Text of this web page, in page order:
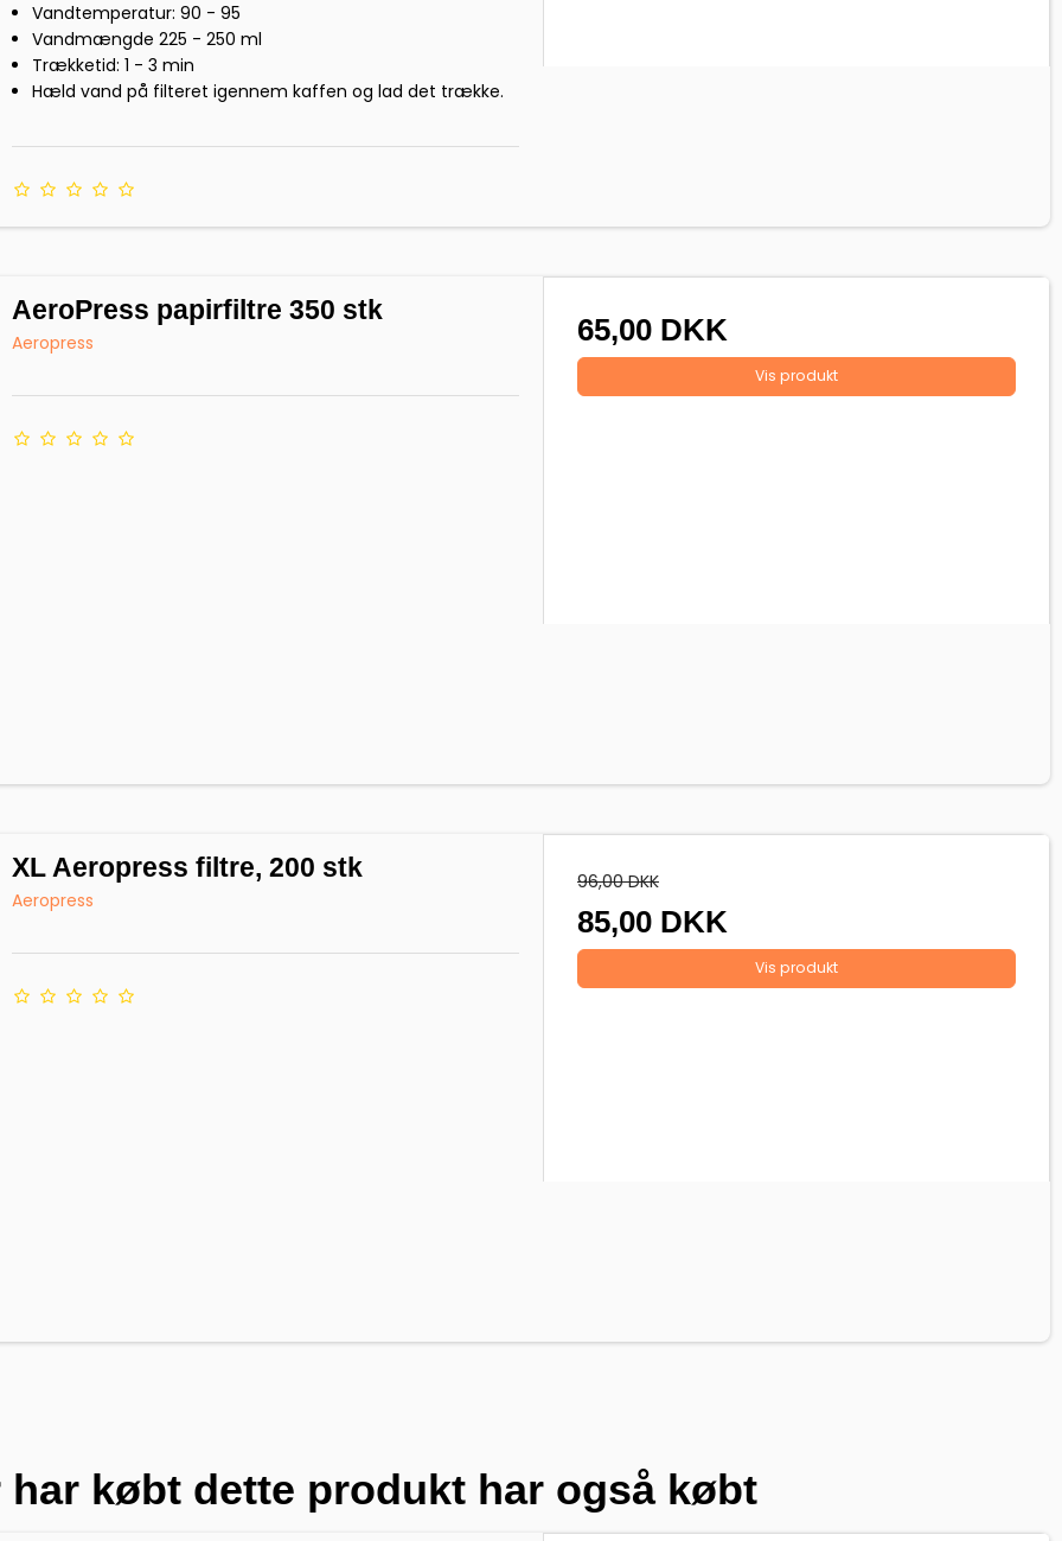
Vandtemperatur: 90 - 95
Vandmængde 225 - 250 ml
Trækketid: 1 - 3 min
Hæld vand på filteret igennem kaffen og lad det trække.
AeroPress papirfiltre 350 stk
Aeropress 65,00 DKK
Vis produkt
XL Aeropress filtre, 200 stk
Aeropress
96,00 DKK
85,00 DKK
Vis produkt
har købt dette produkt har også købt